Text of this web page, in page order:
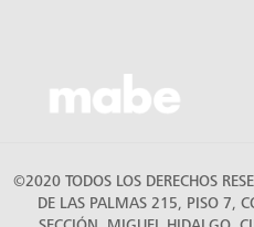
©2020 TODOS LOS DERECHOS
DE LAS PALMAS 215, PISO 7,